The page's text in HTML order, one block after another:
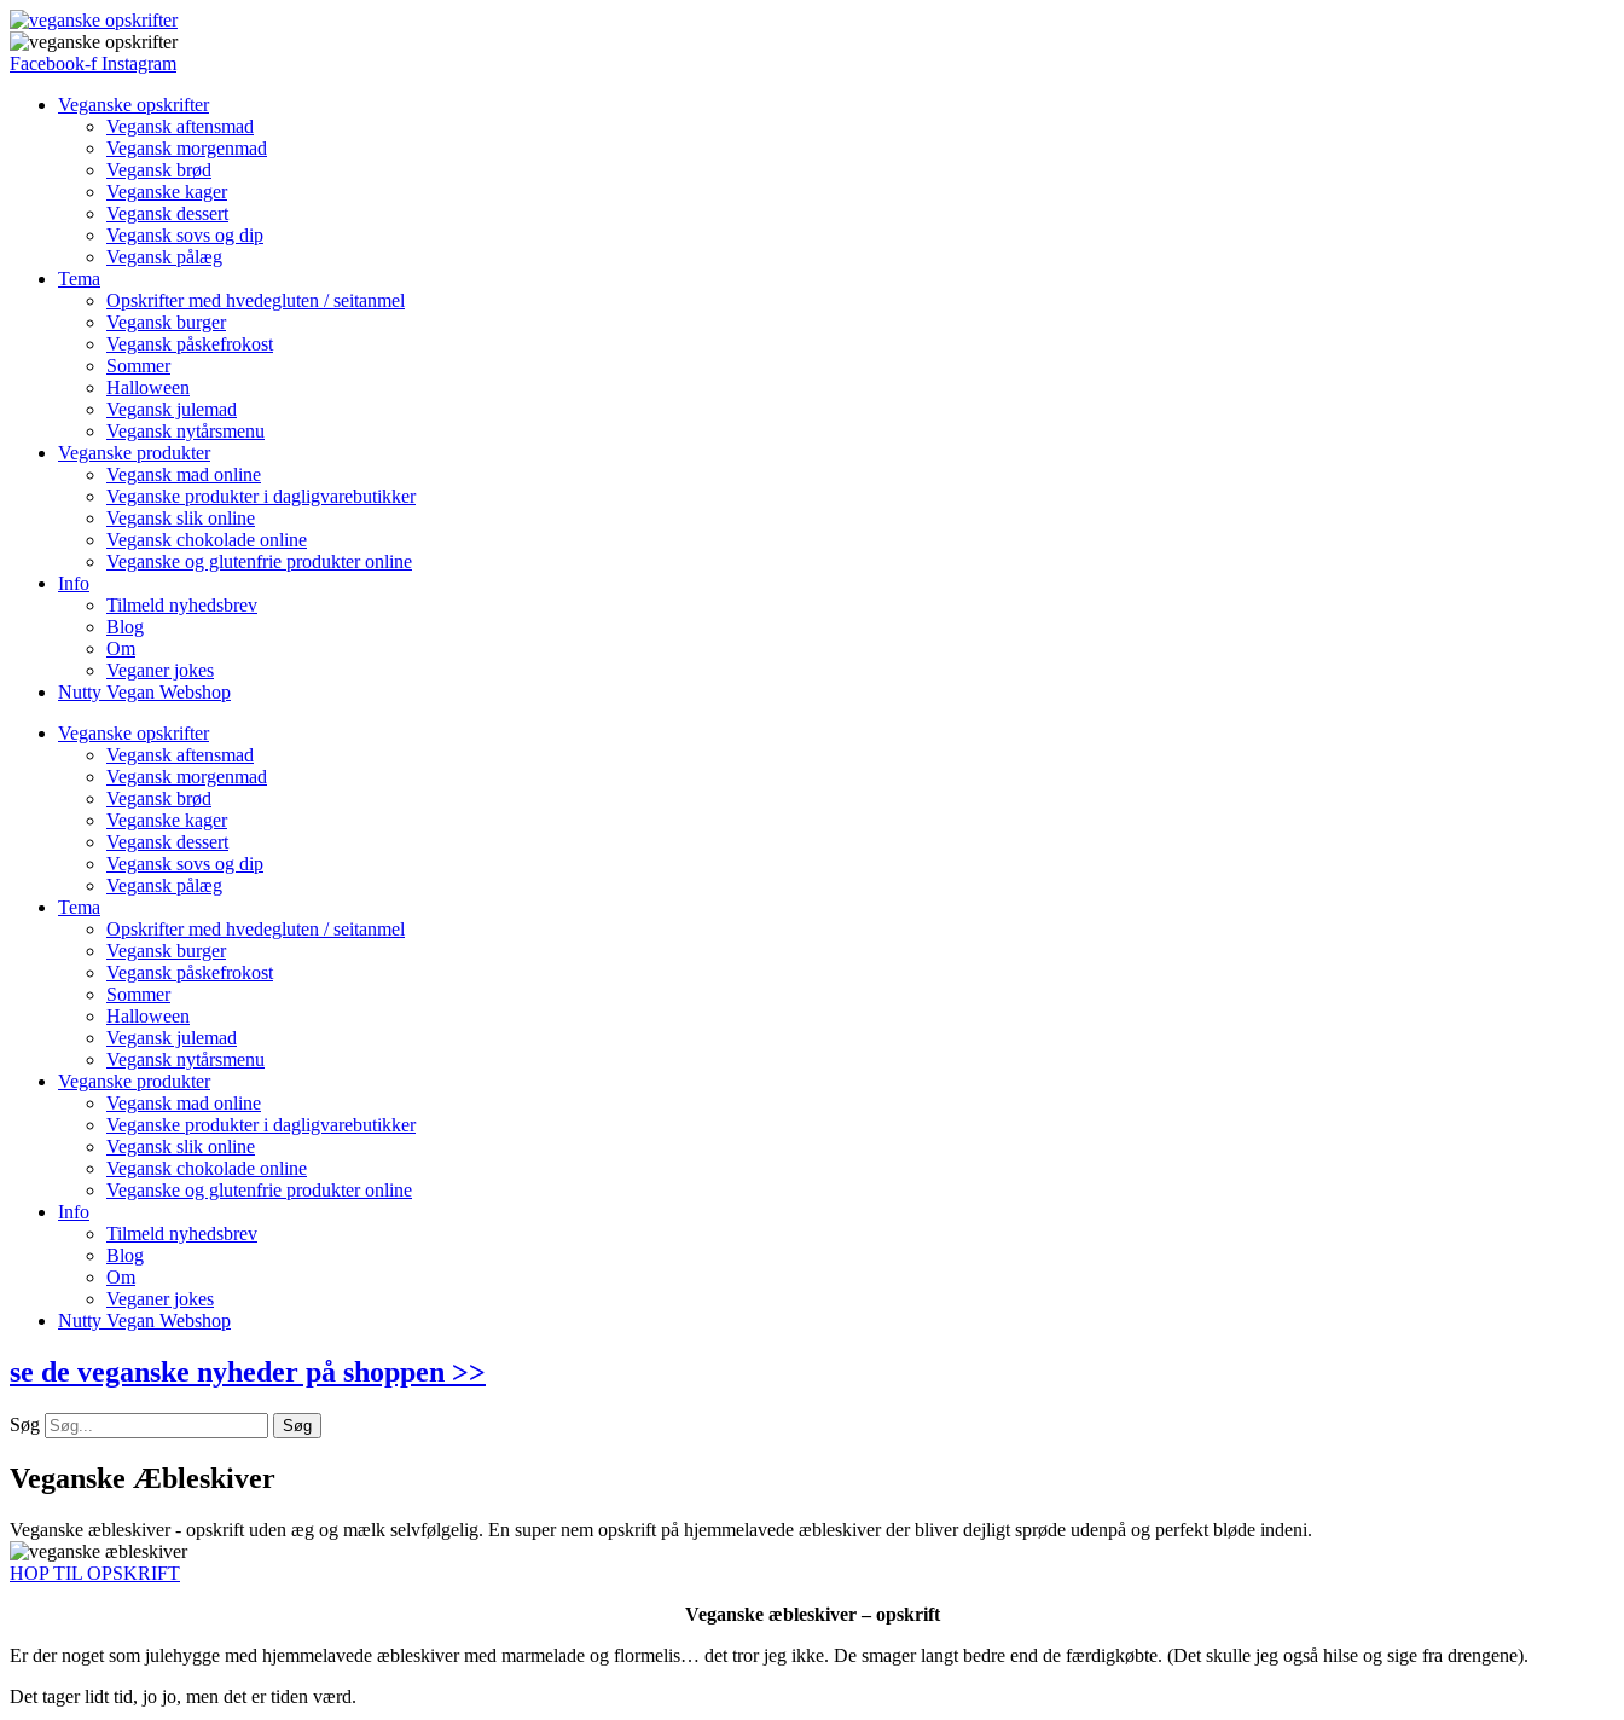
Facebook-f Instagram
Veganske opskrifter
Vegansk aftensmad
Vegansk morgenmad
Vegansk brød
Veganske kager
Vegansk dessert
Vegansk sovs og dip
Vegansk pålæg
Tema
Opskrifter med hvedegluten / seitanmel
Vegansk burger
Vegansk påskefrokost
Sommer
Halloween
Vegansk julemad
Vegansk nytårsmenu
Veganske produkter
Vegansk mad online
Veganske produkter i dagligvarebutikker
Vegansk slik online
Vegansk chokolade online
Veganske og glutenfrie produkter online
Info
Tilmeld nyhedsbrev
Blog
Om
Veganer jokes
Nutty Vegan Webshop
Veganske opskrifter
Vegansk aftensmad
Vegansk morgenmad
Vegansk brød
Veganske kager
Vegansk dessert
Vegansk sovs og dip
Vegansk pålæg
Tema
Opskrifter med hvedegluten / seitanmel
Vegansk burger
Vegansk påskefrokost
Sommer
Halloween
Vegansk julemad
Vegansk nytårsmenu
Veganske produkter
Vegansk mad online
Veganske produkter i dagligvarebutikker
Vegansk slik online
Vegansk chokolade online
Veganske og glutenfrie produkter online
Info
Tilmeld nyhedsbrev
Blog
Om
Veganer jokes
Nutty Vegan Webshop
se de veganske nyheder på shoppen >>
Søg Søg
Veganske Æbleskiver
Veganske æbleskiver - opskrift uden æg og mælk selvfølgelig. En super nem opskrift på hjemmelavede æbleskiver der bliver dejligt sprøde udenpå og perfekt bløde indeni.
HOP TIL OPSKRIFT
Veganske æbleskiver – opskrift
Er der noget som julehygge med hjemmelavede æbleskiver med marmelade og flormelis… det tror jeg ikke. De smager langt bedre end de færdigkøbte. (Det skulle jeg også hilse og sige fra drengene).
Det tager lidt tid, jo jo, men det er tiden værd.